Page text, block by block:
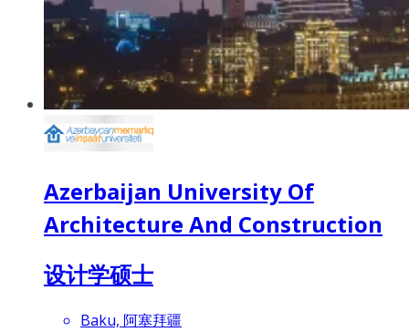
Azerbaijan University Of
Architecture And Construction
设计学硕士
Baku, 阿塞拜疆